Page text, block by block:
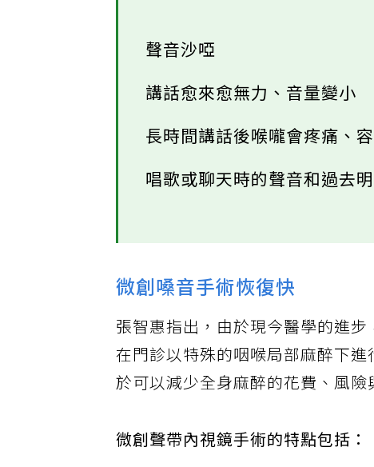
聲音沙啞
講話愈來愈無力、音量變小
長時間講話後喉嚨會疼痛、
唱歌或聊天時的聲音和過去
微創嗓音手術恢復快
張智惠指出，由於現今醫學的進
在門診以特殊的咽喉局部麻醉下
於可以減少全身麻醉的花費、風險
微創聲帶內視鏡手術的特點包括：